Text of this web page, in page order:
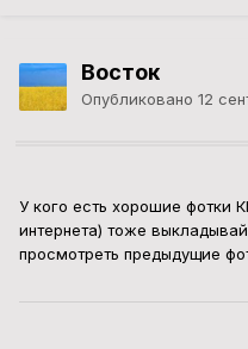
Восток
Опубликовано 12
У кого есть хорошие фотки
интернета) тоже
просмотреть предыдущие